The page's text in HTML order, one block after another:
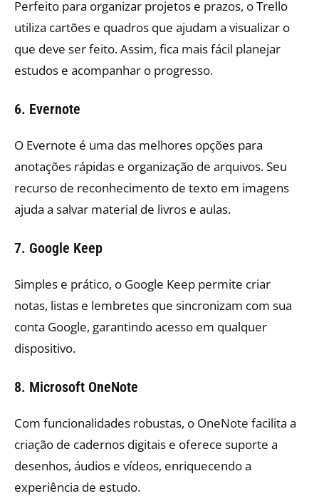
Perfeito para organizar projetos e prazos, o Trello
utiliza cartões e quadros que ajudam a visualizar o
que deve ser feito. Assim, fica mais fácil planejar
estudos e acompanhar o progresso.
6. Evernote
O Evernote é uma das melhores opções para
anotações rápidas e organização de arquivos. Seu
recurso de reconhecimento de texto em imagens
ajuda a salvar material de livros e aulas.
7. Google Keep
Simples e prático, o Google Keep permite criar
notas, listas e lembretes que sincronizam com sua
conta Google, garantindo acesso em qualquer
dispositivo.
8. Microsoft OneNote
Com funcionalidades robustas, o OneNote facilita a
criação de cadernos digitais e oferece suporte a
desenhos, áudios e vídeos, enriquecendo a
experiência de estudo.